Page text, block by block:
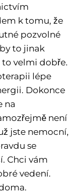
k tomu, že
pozvolné
to jinak
velmi dobře.
lépe
Dokonce
na
není
jste nemocní,
se
Chci vám
vedení.